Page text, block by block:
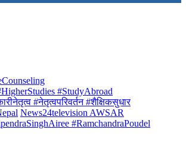
#StudyAbroad
#नेतृत्वपरिवर्तन #शैक्षिकसुधार
News24television AWSAR
#RamchandraPoudel